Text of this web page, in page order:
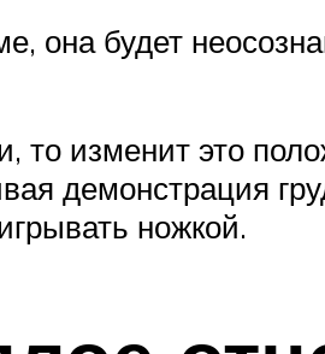
будет
то изменит это
демонстрация
ножкой.